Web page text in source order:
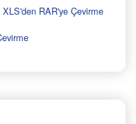
XLS'den RAR'ye Çevirme